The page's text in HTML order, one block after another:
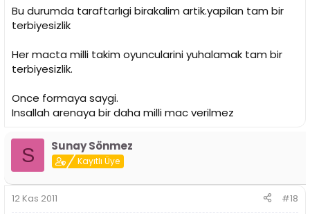
Bu durumda taraftarlıgi birakalim artik.yapilan tam bir
terbiyesizlik
Her macta milli takim oyuncularini yuhalamak tam bir
terbiyesizlik.
Once formaya saygi.
Insallah arenaya bir daha milli mac verilmez
S Sunay Sönmez
Kayıtlı Üye
12 Kas 2011 #18